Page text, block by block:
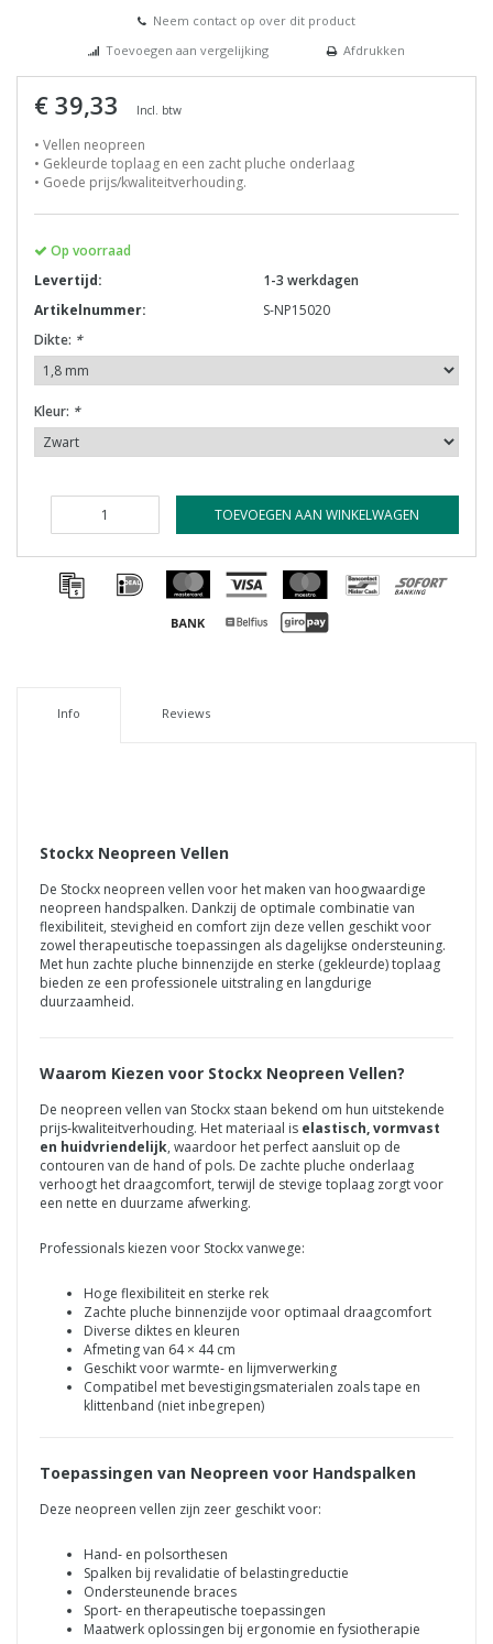
Neem contact op over dit product
Toevoegen aan vergelijking
Afdrukken
€ 39,33 Incl. btw
• Vellen neopreen
• Gekleurde toplaag en een zacht pluche onderlaag
• Goede prijs/kwaliteitverhouding.
Op voorraad
Levertijd:
1-3 werkdagen
Artikelnummer:
S-NP15020
Dikte: *
Kleur: *
TOEVOEGEN AAN WINKELWAGEN
Info Reviews
Stockx Neopreen Vellen
De Stockx neopreen vellen voor het maken van hoogwaardige
neopreen handspalken. Dankzij de optimale combinatie van
flexibiliteit, stevigheid en comfort zijn deze vellen geschikt voor
zowel therapeutische toepassingen als dagelijkse ondersteuning.
Met hun zachte pluche binnenzijde en sterke (gekleurde) toplaag
bieden ze een professionele uitstraling en langdurige
duurzaamheid.
Waarom Kiezen voor Stockx Neopreen Vellen?
De neopreen vellen van Stockx staan bekend om hun uitstekende
prijs‑kwaliteitverhouding. Het materiaal is elastisch, vormvast
en huidvriendelijk, waardoor het perfect aansluit op de
contouren van de hand of pols. De zachte pluche onderlaag
verhoogt het draagcomfort, terwijl de stevige toplaag zorgt voor
een nette en duurzame afwerking.
Professionals kiezen voor Stockx vanwege:
Hoge flexibiliteit en sterke rek
Zachte pluche binnenzijde voor optimaal draagcomfort
Diverse diktes en kleuren
Afmeting van 64 × 44 cm
Geschikt voor warmte‑ en lijmverwerking
Compatibel met bevestigingsmaterialen zoals tape en
klittenband (niet inbegrepen)
Toepassingen van Neopreen voor Handspalken
Deze neopreen vellen zijn zeer geschikt voor:
Hand‑ en polsorthesen
Spalken bij revalidatie of belastingreductie
Ondersteunende braces
Sport- en therapeutische toepassingen
Maatwerk oplossingen bij ergonomie en fysiotherapie